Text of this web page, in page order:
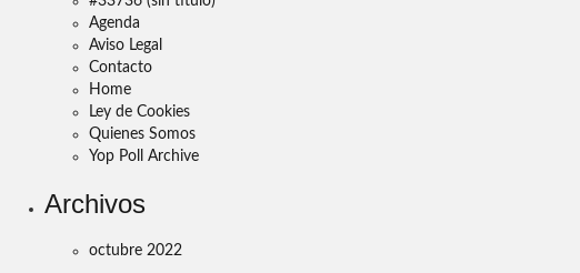
Agenda
Aviso Legal
Contacto
Home
Ley de Cookies
Quienes Somos
Yop Poll Archive
Archivos
octubre 2022